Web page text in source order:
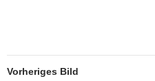
Vorheriges Bild